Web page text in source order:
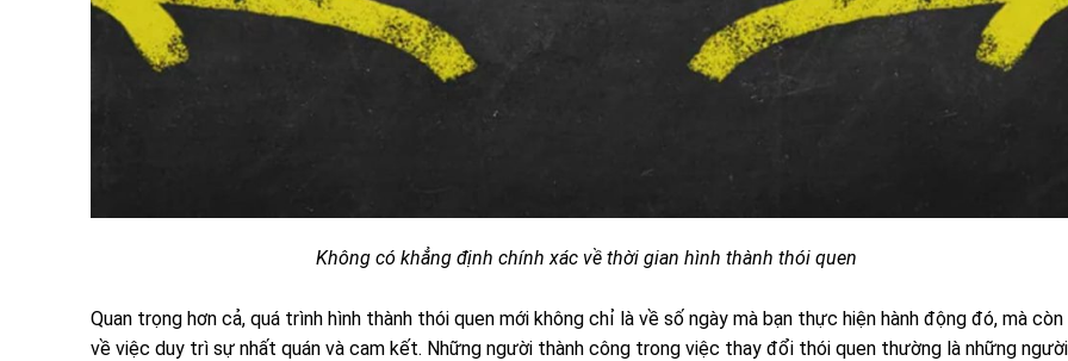
Không có khẳng định chính xác về thời gian hình thành thói quen
Quan trọng hơn cả, quá trình hình thành thói quen mới không chỉ là về số ngày mà bạn thực hiện hành động đó, mà còn
về việc duy trì sự nhất quán và cam kết. Những người thành công trong việc thay đổi thói quen thường là những người